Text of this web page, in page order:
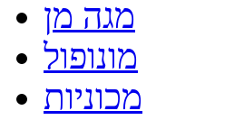
מגה מן
מונופול
מכוניות